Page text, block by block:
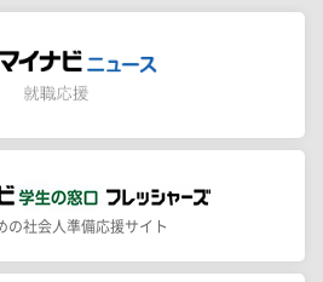
の社会人準備応援サイト